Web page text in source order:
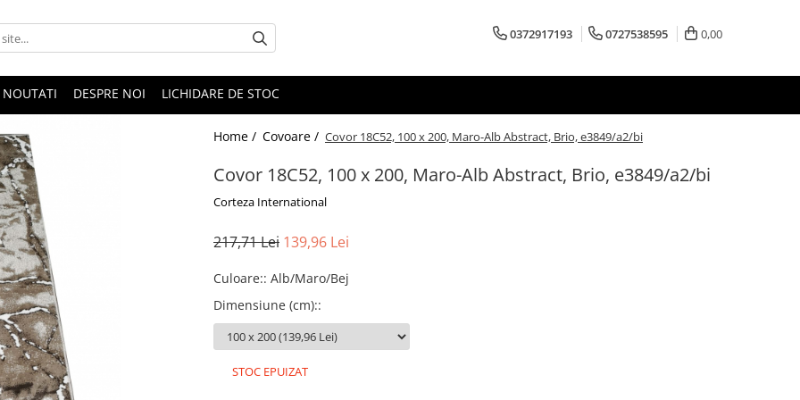
0372917193 0727538595 0,00
NOUTATI DESPRE NOI LICHIDARE DE STOC
Home / Covoare / Covor 18C52, 100 x 200, Maro-Alb Abstract, Brio, e3849/a2/bi
Covor 18C52, 100 x 200, Maro-Alb Abstract, Brio, e3849/a2/bi
Corteza International
217,71 Lei 139,96 Lei
Culoare:: Alb/Maro/Bej
Dimensiune (cm)::
STOC EPUIZAT